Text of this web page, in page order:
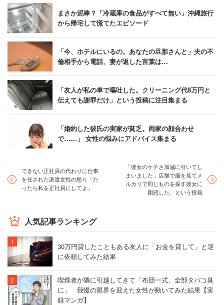
小粒」が65円。子供たちが集っていたアイスクリーム棚を
見ると、ハーゲンダッツの定番ミニカップは228円（希望
小売価格は税込み351円）だった。
近所に激安スーパーがある人なら、「なにを今さら」と思
う価格帯かもしれない。しかし、この場所が「お江戸の中
心・日本橋」エリアだということを忘れてはならない。し
かも、徒歩圏内の競合スーパーは小規模店がほとんど。正
たかも、個人商店しかなかった地方の田舎町にイオンモー
ルができたレベルの衝撃である。
また、セレブが多い地域だと思っていたら、安くて美味し
い惣菜もよく売れていた。オーケーで人気の「焼きたてピ
たのだが、次に焼き上がるのは2時間後だったので諦め
た）。客層も、主婦や老人、子供と様々だ。とにかく、地
域を挙げてこの新しい店に興味津々という具合だ。
いったいどれだけ話題なのかと、近くの住民に話を聞いて
みると……。
まさか泥棒？「冷蔵庫の食品がすべて無い」沖縄旅行
から帰宅して慌てたエピソード
「今、ホテルにいるの。あなたの旦那さんと」夫の不
倫相手から電話、妻が返した言葉は…
「友人が私の車で嘔吐した。クリーニング代8万円と
伝えても謝罪だけ」という投稿に注目集まる
「婚約した彼氏の実家が貧乏。両家の顔合わせ
で……」 女性の悩みにアドバイス集まる
できない正社員の代わりに仕事
を任された派遣女性の怒り「だ
ったら私を正社員にしてよ」
「彼女のケチさ加減に引いてし
まいました」店舗で服を見てメ
ルカリで同じものを探す彼女に
困惑した、という投稿
人気記事ランキング
30万円貸したこともある友人に「お金を貸して」と逆
に依頼してみた結果
喫煙者が隣に引越してきて「布団一式、全部タバコ臭
に」 我慢の限界を迎えた女性が動いてみた結果【実
録マンガ】